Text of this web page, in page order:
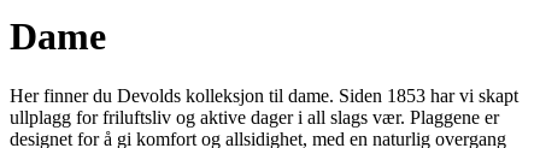
Dame
Her finner du Devolds kolleksjon til dame. Siden 1853 har vi skapt
ullplagg for friluftsliv og aktive dager i all slags vær. Plaggene er
designet for å gi komfort og allsidighet, med en naturlig overgang